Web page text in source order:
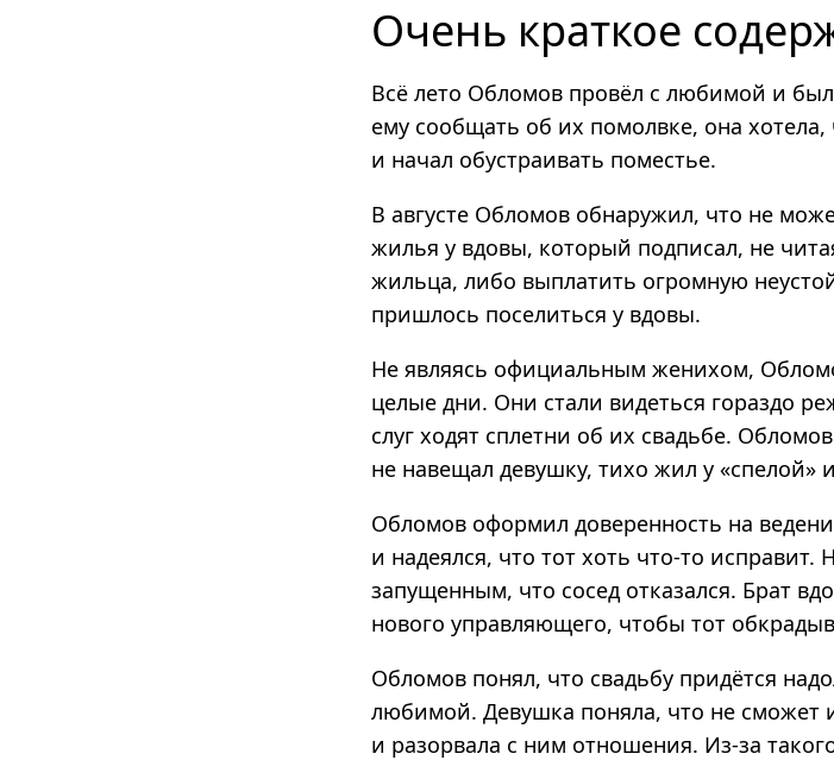
Очень краткое
Всё лето Обломов провёл с любимой и
ему сообщать об их помолвке, она
и начал обустраивать поместье.
В августе Обломов обнаружил, что не
жилья у вдовы, который подписал, не
жильца, либо выплатить огромную
пришлось поселиться у вдовы.
Не являясь официальным женихом,
целые дни. Они стали видеться гораздо
слуг ходят сплетни об их свадьбе.
не навещал девушку, тихо жил у «спелой»
Обломов оформил доверенность на
и надеялся, что тот хоть что-то исправит.
запущенным, что сосед отказался. Брат
нового управляющего, чтобы тот
Обломов понял, что свадьбу придётся
любимой. Девушка поняла, что не сможет
и разорвала с ним отношения. Из-за